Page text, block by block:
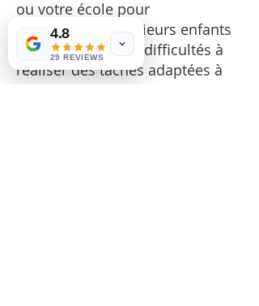
ou votre école pour
accompagner plusieurs enfants
qui éprouvent des difficultés à
réaliser des tâches adaptées à
4.8
29 REVIEWS